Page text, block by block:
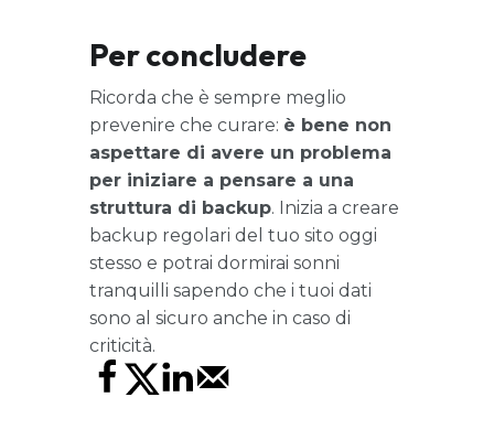
Per concludere
Ricorda che è sempre meglio
prevenire che curare: è bene non
aspettare di avere un problema
per iniziare a pensare a una
struttura di backup. Inizia a creare
backup regolari del tuo sito oggi
stesso e potrai dormirai sonni
tranquilli sapendo che i tuoi dati
sono al sicuro anche in caso di
criticità.